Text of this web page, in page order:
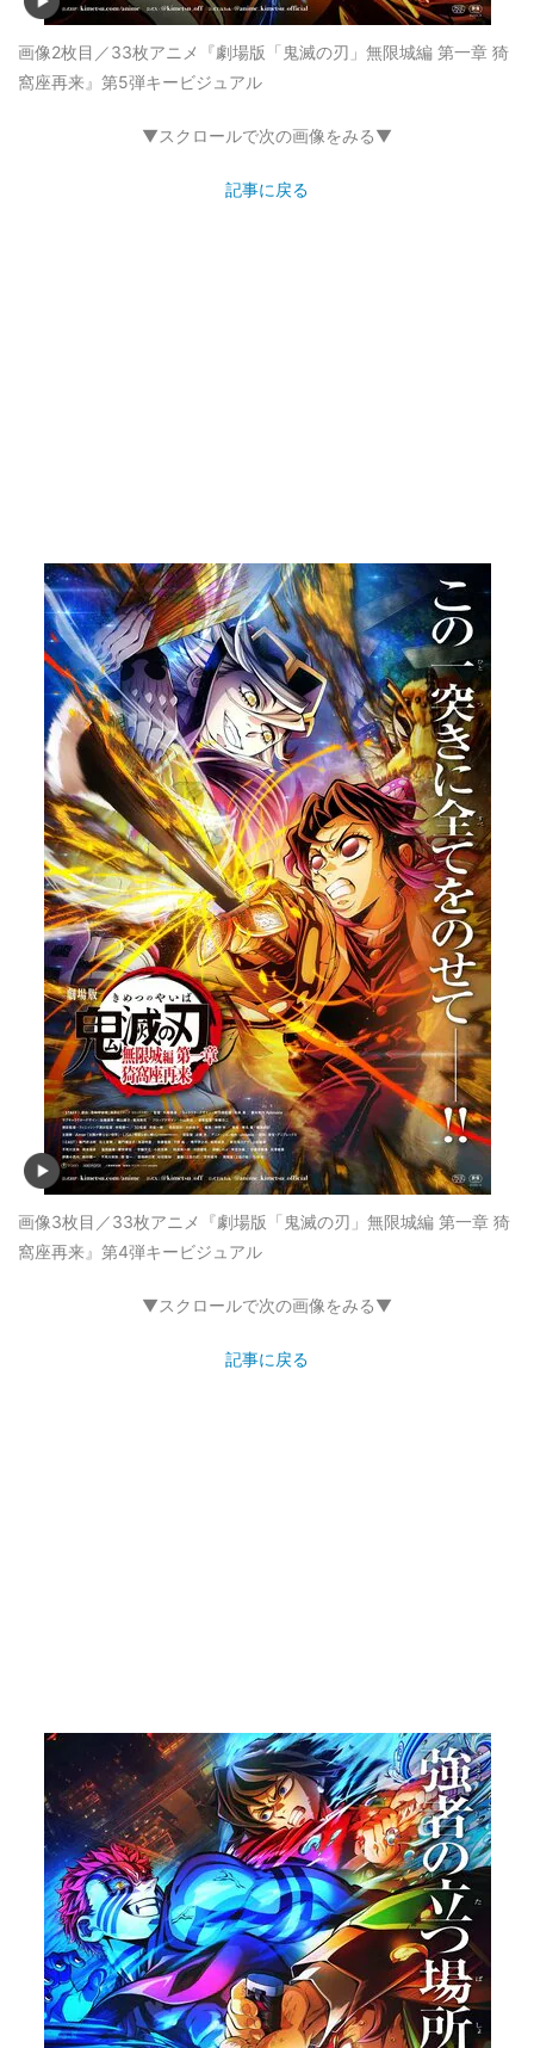
画像2枚目／33枚アニメ『劇場版「鬼滅の刃」無限城編 第一章 猗
窩座再来』第5弾キービジュアル
▼スクロールで次の画像をみる▼
記事に戻る
画像3枚目／33枚アニメ『劇場版「鬼滅の刃」無限城編 第一章 猗
窩座再来』第4弾キービジュアル
▼スクロールで次の画像をみる▼
記事に戻る